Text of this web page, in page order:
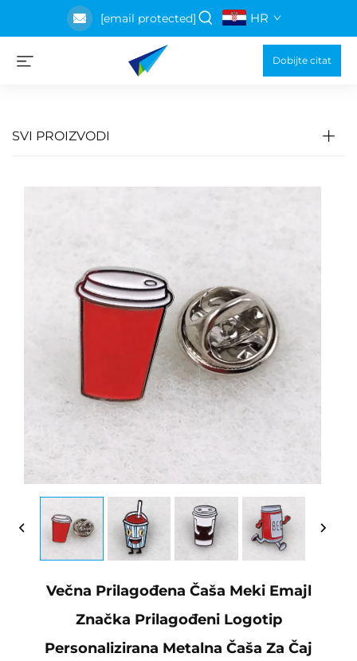
[email protected] HR
Dobijte citat
SVI PROIZVODI
Večna Prilagođena Čaša Meki Emajl
Značka Prilagođeni Logotip
Personalizirana Metalna Čaša Za Čaj